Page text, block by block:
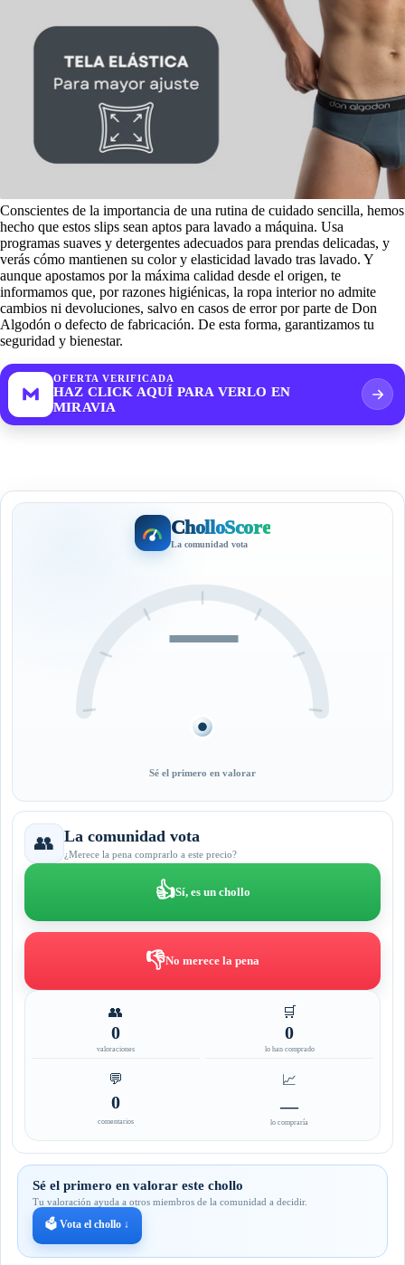
Conscientes de la importancia de una rutina de cuidado sencilla, hemos
hecho que estos slips sean aptos para lavado a máquina. Usa
programas suaves y detergentes adecuados para prendas delicadas, y
verás cómo mantienen su color y elasticidad lavado tras lavado. Y
aunque apostamos por la máxima calidad desde el origen, te
informamos que, por razones higiénicas, la ropa interior no admite
cambios ni devoluciones, salvo en casos de error por parte de Don
Algodón o defecto de fabricación. De esta forma, garantizamos tu
seguridad y bienestar.
OFERTA VERIFICADA
HAZ CLICK AQUÍ PARA VERLO EN
MIRAVIA
CholloScore
La comunidad vota
—
Sé el primero en valorar
👥 La comunidad vota
¿Merece la pena comprarlo a este precio?
👍Sí, es un chollo
👎No merece la pena
👥
0
valoraciones
🛒
0
lo han comprado
💬
0
comentarios
📈
—
lo compraría
Sé el primero en valorar este chollo
Tu valoración ayuda a otros miembros de la comunidad a decidir.
🗳️ Vota el chollo ↓